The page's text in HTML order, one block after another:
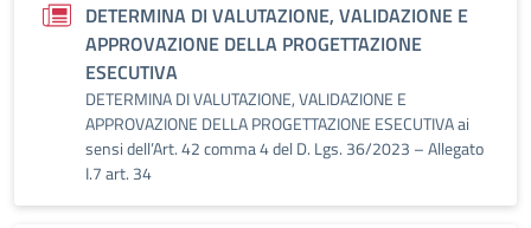
DETERMINA DI VALUTAZIONE, VALIDAZIONE E
APPROVAZIONE DELLA PROGETTAZIONE
ESECUTIVA
DETERMINA DI VALUTAZIONE, VALIDAZIONE E
APPROVAZIONE DELLA PROGETTAZIONE ESECUTIVA ai
sensi dell’Art. 42 comma 4 del D. Lgs. 36/2023 – Allegato
I.7 art. 34